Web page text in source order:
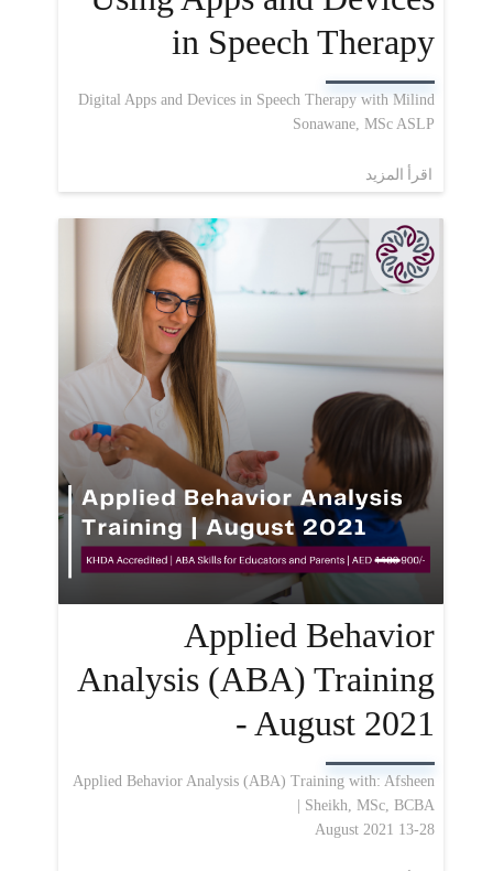
in Speech Therapy
Digital Apps and Devices in Speech Therapy with Milind
Sonawane, MSc ASLP
اقرأ المزيد
Applied Behavior
Analysis (ABA) Training
- August 2021
Applied Behavior Analysis (ABA) Training with: Afsheen
Sheikh, MSc, BCBA |
13-28 August 2021